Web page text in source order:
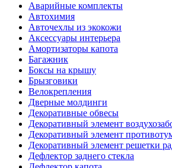
Аварийные комплекты
Автохимия
Авточехлы из экокожи
Аксессуары интерьера
Амортизаторы капота
Багажник
Боксы на крышу
Брызговики
Велокрепления
Дверные молдинги
Декоративные обвесы
Декоративный элемент
Декоративный элемент
Декоративный элемент решетки
Дефлектор заднего стекла